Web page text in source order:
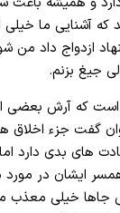
که آشنایی ما خیلی
ازدواج داد
جیغ بزنم.
است که آرش بعضی
گفت جزء اخلاق
های بدی دارد
ایشان در
خیلی معذب